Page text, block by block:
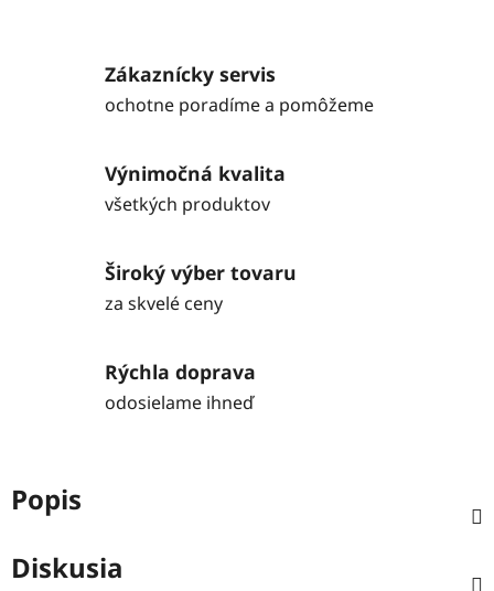
Zákaznícky servis
ochotne poradíme a pomôžeme
Výnimočná kvalita
všetkých produktov
Široký výber tovaru
za skvelé ceny
Rýchla doprava
odosielame ihneď
Popis
Diskusia